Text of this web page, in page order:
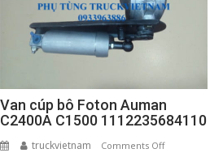
Van cúp bô Foton Auman
C2400A C1500 1112235684110
truckvietnam Comments Offon